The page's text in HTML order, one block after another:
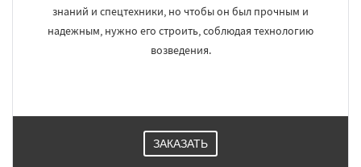
знаний и спецтехники, но чтобы он был прочным и
надежным, нужно его строить, соблюдая технологию
возведения.
ЗАКАЗАТЬ